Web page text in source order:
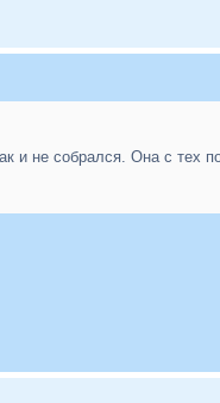
и не собрался. Она с тех